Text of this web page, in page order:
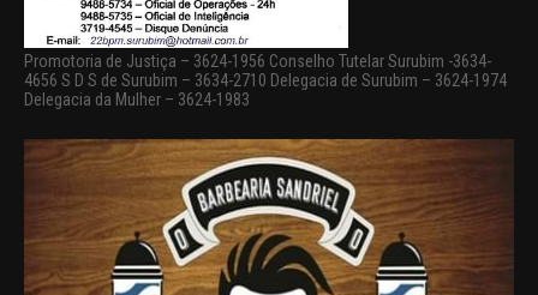
Promotoria de Justiça – 3624-1956 Conselho Tutelar Surubim -3634-
4656 S D S de Surubim – 3634-2710 Delegacia de Surubim – 3624-1974
Delegacia da Mulher – 3624-1983